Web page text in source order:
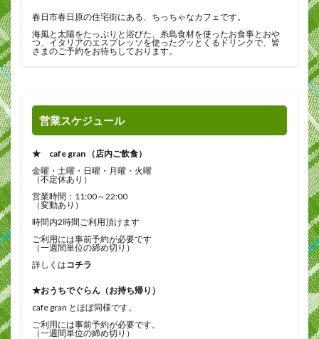
春日市春日原の住宅街にある、ちっちゃなカフェです。
海風と太陽をたっぷりと浴びた、糸島食材を使ったお食事とおや
つ、イタリアのエスプレッソを使ったグッとくるドリンクで、皆
さまのご予約をお待ちしております。
営業スケジュール
★ cafe gran （店内ご飲食）
金曜・土曜・日曜・月曜・火曜
（不定休あり）
営業時間：11:00～22:00
（変動あり）
時間内2時間ご利用頂けます
ご利用には事前予約が必要です
（一週間単位の締め切り）
詳しくはコチラ
★おうちでぐらん（お持ち帰り）
cafe gran とほぼ同様です。
ご利用には事前予約が必要です。
（一週間単位の締め切り）